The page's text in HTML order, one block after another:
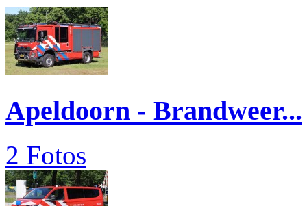
Apeldoorn - Brandweer...
2 Fotos